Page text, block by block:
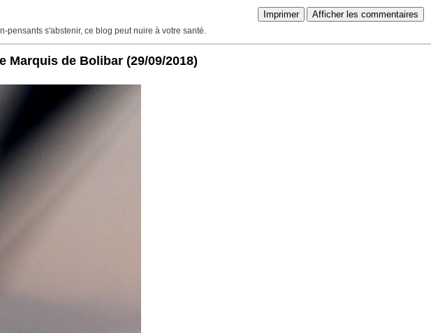
Imprimer Afficher les commentaires
pensants s'abstenir, ce blog peut nuire à votre santé.
Marquis de Bolibar (29/09/2018)